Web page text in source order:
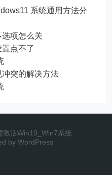
系统通用方法分
项怎么关
点不了
突的解决方法
活Win10_Win7系统
by WordPress